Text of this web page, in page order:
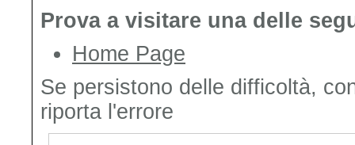
Prova a visitare una delle
Home Page
Se persistono delle difficoltà,
riporta l'errore